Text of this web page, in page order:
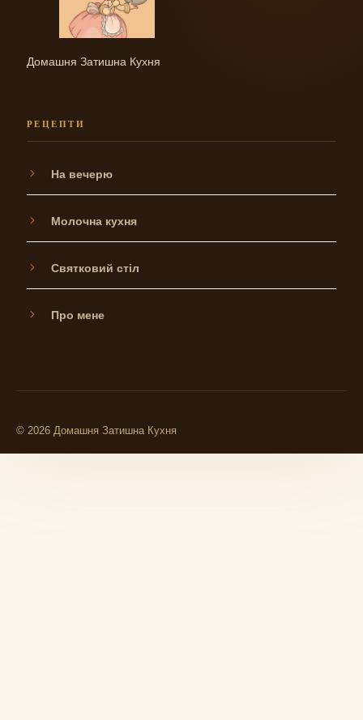
Домашня Затишна Кухня
РЕЦЕПТИ
На вечерю
Молочна кухня
Святковий стіл
Про мене
© 2026 Домашня Затишна Кухня